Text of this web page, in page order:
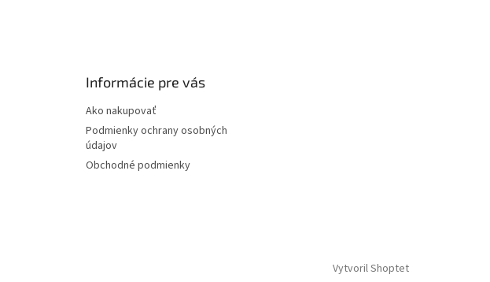
Informácie pre vás
Ako nakupovať
Podmienky ochrany osobných
údajov
Obchodné podmienky
Vytvoril Shoptet